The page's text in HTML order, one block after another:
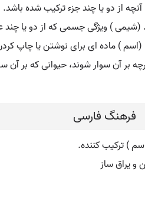
بر آن سوار شوند، حیوانی که بر آن
فرهنگ فارسی
) ترکیب کننده.
و یراق ساز